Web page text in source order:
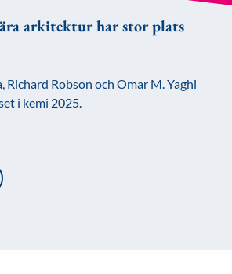
arkitektur har stor plats
Richard Robson och Omar M. Yaghi
i kemi 2025.